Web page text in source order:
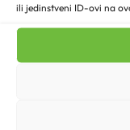
ili jedinstveni ID-ovi na